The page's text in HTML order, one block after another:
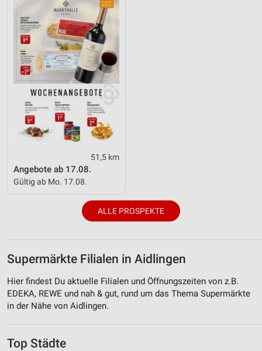
51,5 km
Angebote ab 17.08.
Gültig ab Mo. 17.08.
ALLE PROSPEKTE
Supermärkte Filialen in Aidlingen
Hier findest Du aktuelle Filialen und Öffnungszeiten von z.B.
EDEKA, REWE und nah & gut, rund um das Thema Supermärkte
in der Nähe von Aidlingen.
Top Städte